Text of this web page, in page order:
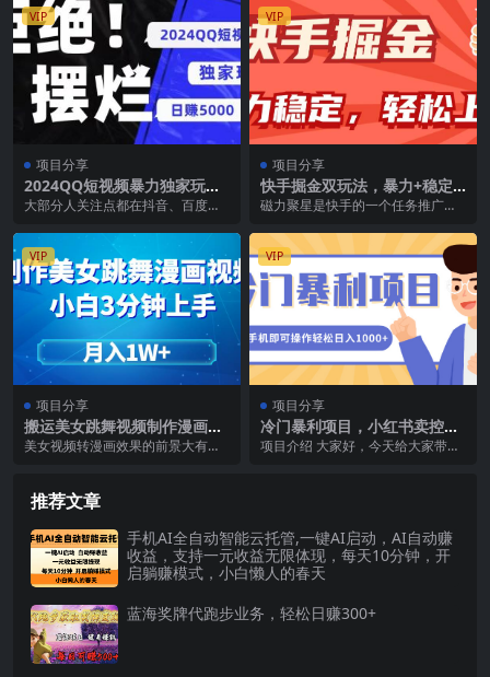
VIP
项目分享
2024QQ短视频暴力独家玩法
利用一个小众软件，无脑搬
大部分人关注点都在抖音、百度、
量巨大的平台，QQ...
VIP
项目分享
快手掘金双玩法，暴力+稳定
持续收益，小白也能日入1000
磁力聚星是快手的一个任务推广平
在已经是成为快...
VIP
项目分享
搬运美女跳舞视频制作漫画效
果，条条爆款，月入1W+
美女视频转漫画效果的前景大有可
VIP
项目分享
冷门暴利项目，小红书卖控笔
训练纸，一部手机即可操作轻
项目介绍 大家好，今天给大家带来
推荐文章
手机AI全自动智能云托管,一键AI启动，AI自动赚
收益，支持一元收益无限体现，每天10分钟，开
启躺赚模式，小白懒人的春天
蓝海奖牌代跑步业务，轻松日赚300+